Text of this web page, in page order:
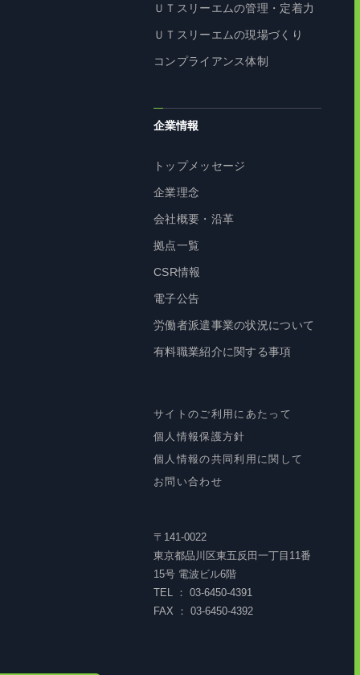
ＵＴスリーエムの管理・定着力
ＵＴスリーエムの現場づくり
コンプライアンス体制
企業情報
トップメッセージ
企業理念
会社概要・沿革
拠点一覧
CSR情報
電子公告
労働者派遣事業の状況について
有料職業紹介に関する事項
サイトのご利用にあたって
個人情報保護方針
個人情報の共同利用に関して
お問い合わせ
〒141-0022
東京都品川区東五反田一丁目11番
15号 電波ビル6階
TEL ： 03-6450-4391
FAX ： 03-6450-4392